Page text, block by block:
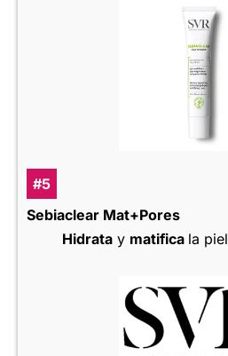
#5
Sebiaclear Mat+Pores
Hidrata y matifica la piel